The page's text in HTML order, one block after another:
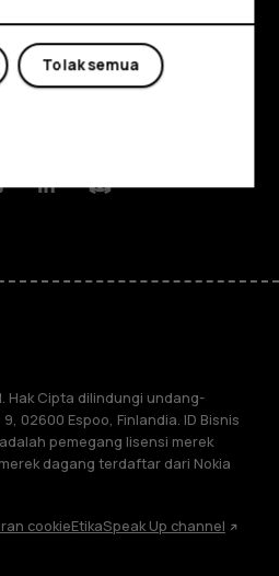
LinkedinDiscord
Hak Cipta dilindungi undang-
02600 Espoo, Finlandia. ID Bisnis
pemegang lisensi merek
dagang terdaftar dari Nokia
cookieEtikaSpeak Up channel
Tolak semua